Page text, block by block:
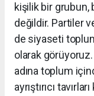
kişilik bir
değildir. Partiler
de siyaseti
olarak
adına toplum
ayrıştırıcı